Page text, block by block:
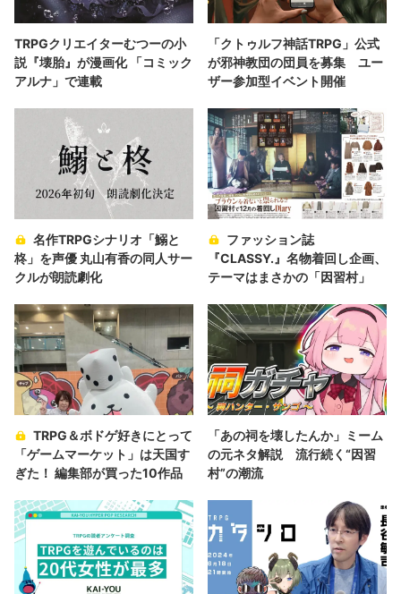
TRPGクリエイターむつーの小
説『壊胎』が漫画化 「コミック
アルナ」で連載
「クトゥルフ神話TRPG」公式
が邪神教団の団員を募集 ユー
ザー参加型イベント開催
名作TRPGシナリオ「鰯と
柊」を声優 丸山有香の同人サー
クルが朗読劇化
ファッション誌
『CLASSY.』名物着回し企画、
テーマはまさかの「因習村」
TRPG＆ボドゲ好きにとって
「ゲームマーケット」は天国す
ぎた！ 編集部が買った10作品
「あの祠を壊したんか」ミーム
の元ネタ解説 流行続く“因習
村”の潮流